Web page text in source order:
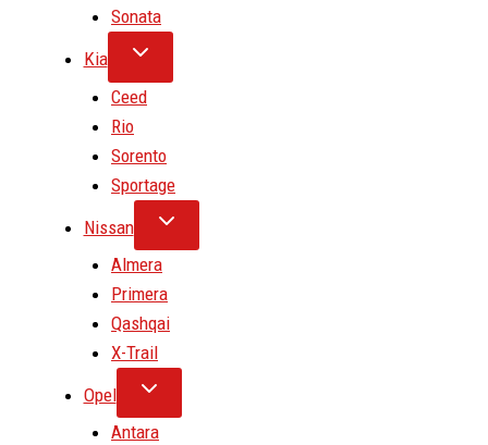
Sonata
Kia
Ceed
Rio
Sorento
Sportage
Nissan
Almera
Primera
Qashqai
X-Trail
Opel
Antara